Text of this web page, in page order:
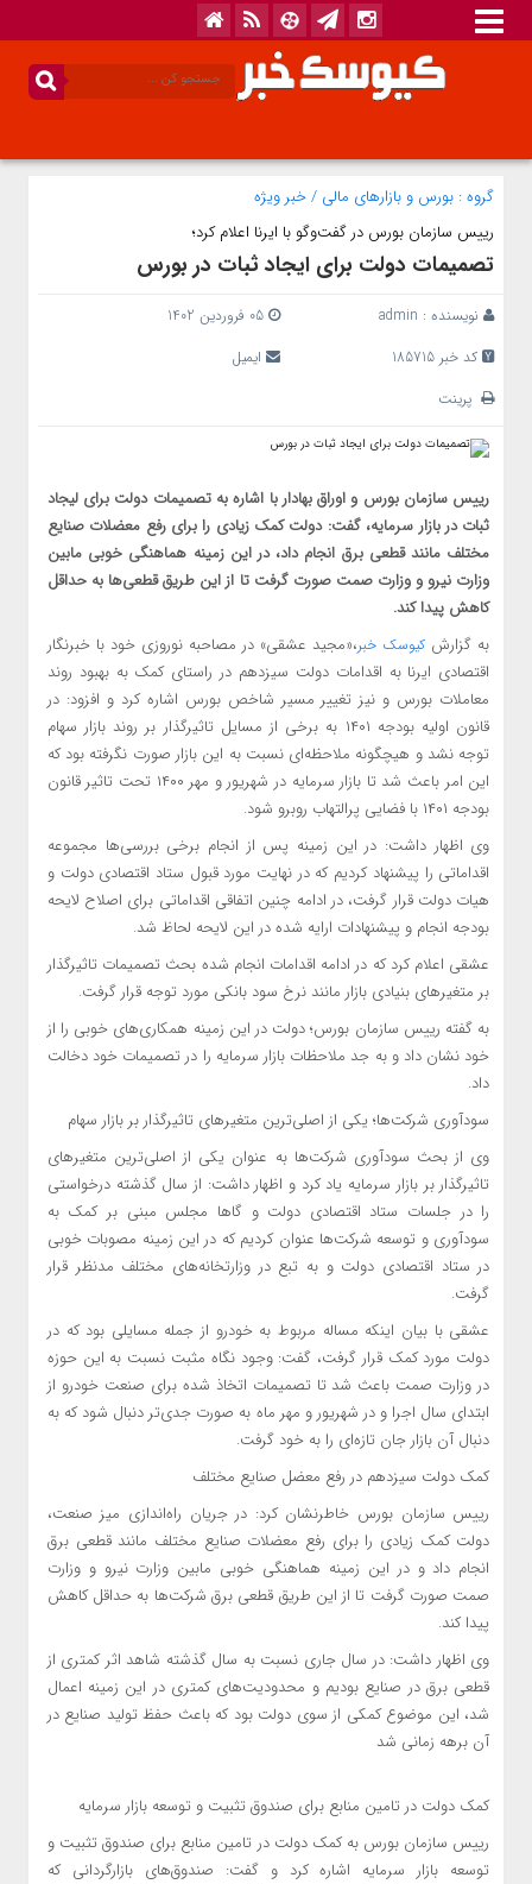
گروه : بورس و بازار‌های مالی /خبر ویژه
رییس سازمان بورس در گفت‌وگو با ایرنا اعلام کرد؛
تصمیمات دولت برای ایجاد ثبات در بورس
نویسنده : admin
05 فروردین 1402
کد خبر 185715
ایمیل
پرینت
رییس سازمان بورس و اوراق بهادار با اشاره به تصمیمات دولت برای لیجاد
ثبات در بازار سرمایه، گفت: دولت کمک زیادی را برای رفع معضلات صنایع
مختلف مانند قطعی برق انجام داد، در این زمینه هماهنگی خوبی مابین
وزارت نیرو و وزارت صمت صورت گرفت تا از این طریق قطعی‌ها به حداقل
کاهش پیدا کند.
به گزارش کیوسک خبر،«مجید عشقی» در مصاحبه نوروزی خود با خبرنگار
اقتصادی ایرنا به اقدامات دولت سیزدهم در راستای کمک به بهبود روند
معاملات بورس و نیز تغییر مسیر شاخص بورس اشاره کرد و افزود: در
قانون اولیه بودجه ۱۴۰۱ به برخی از مسایل تاثیرگذار بر روند بازار سهام
توجه نشد و هیچگونه ملاحظه‌ای نسبت به این بازار صورت نگرفته بود که
این امر باعث شد تا بازار سرمایه در شهریور و مهر ۱۴۰۰ تحت تاثیر قانون
بودجه ۱۴۰۱ با فضایی پرالتهاب روبرو شود.
وی اظهار داشت: در این زمینه پس از انجام برخی بررسی‌ها مجموعه
اقداماتی را پیشنهاد کردیم که در نهایت مورد قبول ستاد اقتصادی دولت و
هیات دولت قرار گرفت، در ادامه چنین اتفاقی اقداماتی برای اصلاح لایحه
بودجه انجام و پیشنهادات ارایه شده در این لایحه لحاظ شد.
عشقی اعلام کرد که در ادامه اقدامات انجام شده بحث تصمیمات تاثیرگذار
بر متغیرهای بنیادی بازار مانند نرخ سود بانکی مورد توجه قرار گرفت.
به گفته رییس سازمان بورس؛ دولت در این زمینه همکاری‌های خوبی را از
خود نشان داد و به جد ملاحظات بازار سرمایه را در تصمیمات خود دخالت
داد.
سودآوری شرکت‌ها؛ یکی از اصلی‌ترین متغیرهای تاثیرگذار بر بازار سهام
وی از بحث سودآوری شرکت‌ها به عنوان یکی از اصلی‌ترین متغیرهای
تاثیرگذار بر بازار سرمایه یاد کرد و اظهار داشت: از سال گذشته درخواستی
را در جلسات ستاد اقتصادی دولت و گاها مجلس مبنی بر کمک به
سودآوری و توسعه شرکت‌ها عنوان کردیم که در این زمینه مصوبات خوبی
در ستاد اقتصادی دولت و به تبع در وزارتخانه‌های مختلف مدنظر قرار
گرفت.
عشقی با بیان اینکه مساله مربوط به خودرو از جمله مسایلی بود که در
دولت مورد کمک قرار گرفت، گفت: وجود نگاه مثبت نسبت به این حوزه
در وزارت صمت باعث شد تا تصمیمات اتخاذ شده برای صنعت خودرو از
ابتدای سال اجرا و در شهریور و مهر ماه به صورت جدی‌تر دنبال شود که به
دنبال آن بازار جان تازه‌ای را به خود گرفت.
کمک دولت سیزدهم در رفع معضل صنایع مختلف
رییس سازمان بورس خاطرنشان کرد: در جریان راه‌اندازی میز صنعت،
دولت کمک زیادی را برای رفع معضلات صنایع مختلف مانند قطعی برق
انجام داد و در این زمینه هماهنگی خوبی مابین وزارت نیرو و وزارت
صمت صورت گرفت تا از این طریق قطعی برق شرکت‌ها به حداقل کاهش
پیدا کند.
وی اظهار داشت: در سال جاری نسبت به سال گذشته شاهد اثر کمتری از
قطعی برق در صنایع بودیم و محدودیت‌های کمتری در این زمینه اعمال
شد، این موضوع کمکی از سوی دولت بود که باعث حفظ تولید صنایع در
آن برهه زمانی شد
کمک دولت در تامین منابع برای صندوق تثبیت و توسعه بازار سرمایه
رییس سازمان بورس به کمک دولت در تامین منابع برای صندوق تثبیت و
توسعه بازار سرمایه اشاره کرد و گفت: صندوق‌های بازارگردانی که